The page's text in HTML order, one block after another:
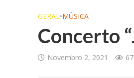
GERAL•MÚSICA
Concerto
Novembro 2, 2021